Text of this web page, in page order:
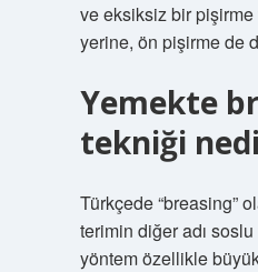
ve eksiksiz bir
yerine, ön pişirme de
Yemekte
tekniği
Türkçede “breasing”
terimin diğer adı
yöntem özellikle